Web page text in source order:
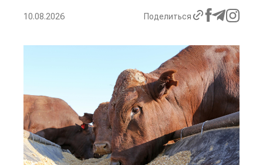
10.08.2026 Поделиться